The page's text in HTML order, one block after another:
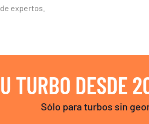
expertos.
TURBO DESDE
Sólo para turbos sin